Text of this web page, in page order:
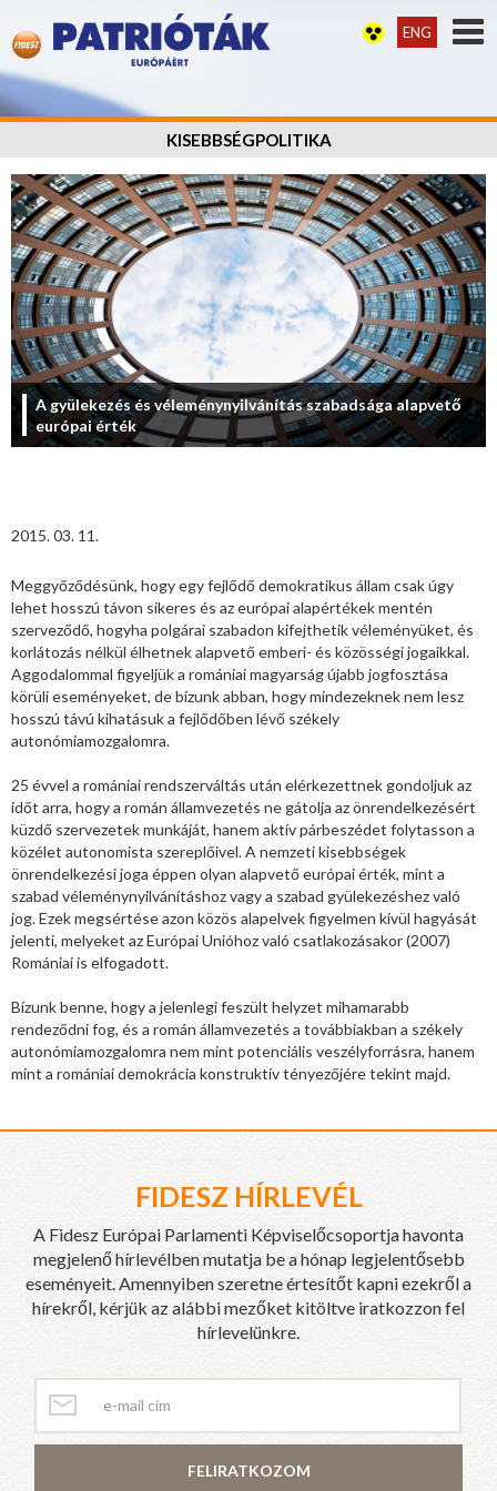
ENG
KISEBBSÉGPOLITIKA
A gyülekezés és véleménynyilvánítás szabadsága alapvető
európai érték
2015. 03. 11.
Meggyőződésünk, hogy egy fejlődő demokratikus állam csak úgy
lehet hosszú távon sikeres és az európai alapértékek mentén
szerveződő, hogyha polgárai szabadon kifejthetik véleményüket, és
korlátozás nélkül élhetnek alapvető emberi- és közösségi jogaikkal.
Aggodalommal figyeljük a romániai magyarság újabb jogfosztása
körüli eseményeket, de bízunk abban, hogy mindezeknek nem lesz
hosszú távú kihatásuk a fejlődőben lévő székely
autonómiamozgalomra.
25 évvel a romániai rendszerváltás után elérkezettnek gondoljuk az
időt arra, hogy a román államvezetés ne gátolja az önrendelkezésért
küzdő szervezetek munkáját, hanem aktív párbeszédet folytasson a
közélet autonomista szereplőivel. A nemzeti kisebbségek
önrendelkezési joga éppen olyan alapvető európai érték, mint a
szabad véleménynyilvánításhoz vagy a szabad gyülekezéshez való
jog. Ezek megsértése azon közös alapelvek figyelmen kívül hagyását
jelenti, melyeket az Európai Unióhoz való csatlakozásakor (2007)
Romániai is elfogadott.
Bízunk benne, hogy a jelenlegi feszült helyzet mihamarabb
rendeződni fog, és a román államvezetés a továbbiakban a székely
autonómiamozgalomra nem mint potenciális veszélyforrásra, hanem
mint a romániai demokrácia konstruktív tényezőjére tekint majd.
FIDESZ HÍRLEVÉL
A Fidesz Európai Parlamenti Képviselőcsoportja havonta
megjelenő hírlevélben mutatja be a hónap legjelentősebb
eseményeit. Amennyiben szeretne értesítőt kapni ezekről a
hírekről, kérjük az alábbi mezőket kitöltve iratkozzon fel
hírlevelünkre.
FELIRATKOZOM